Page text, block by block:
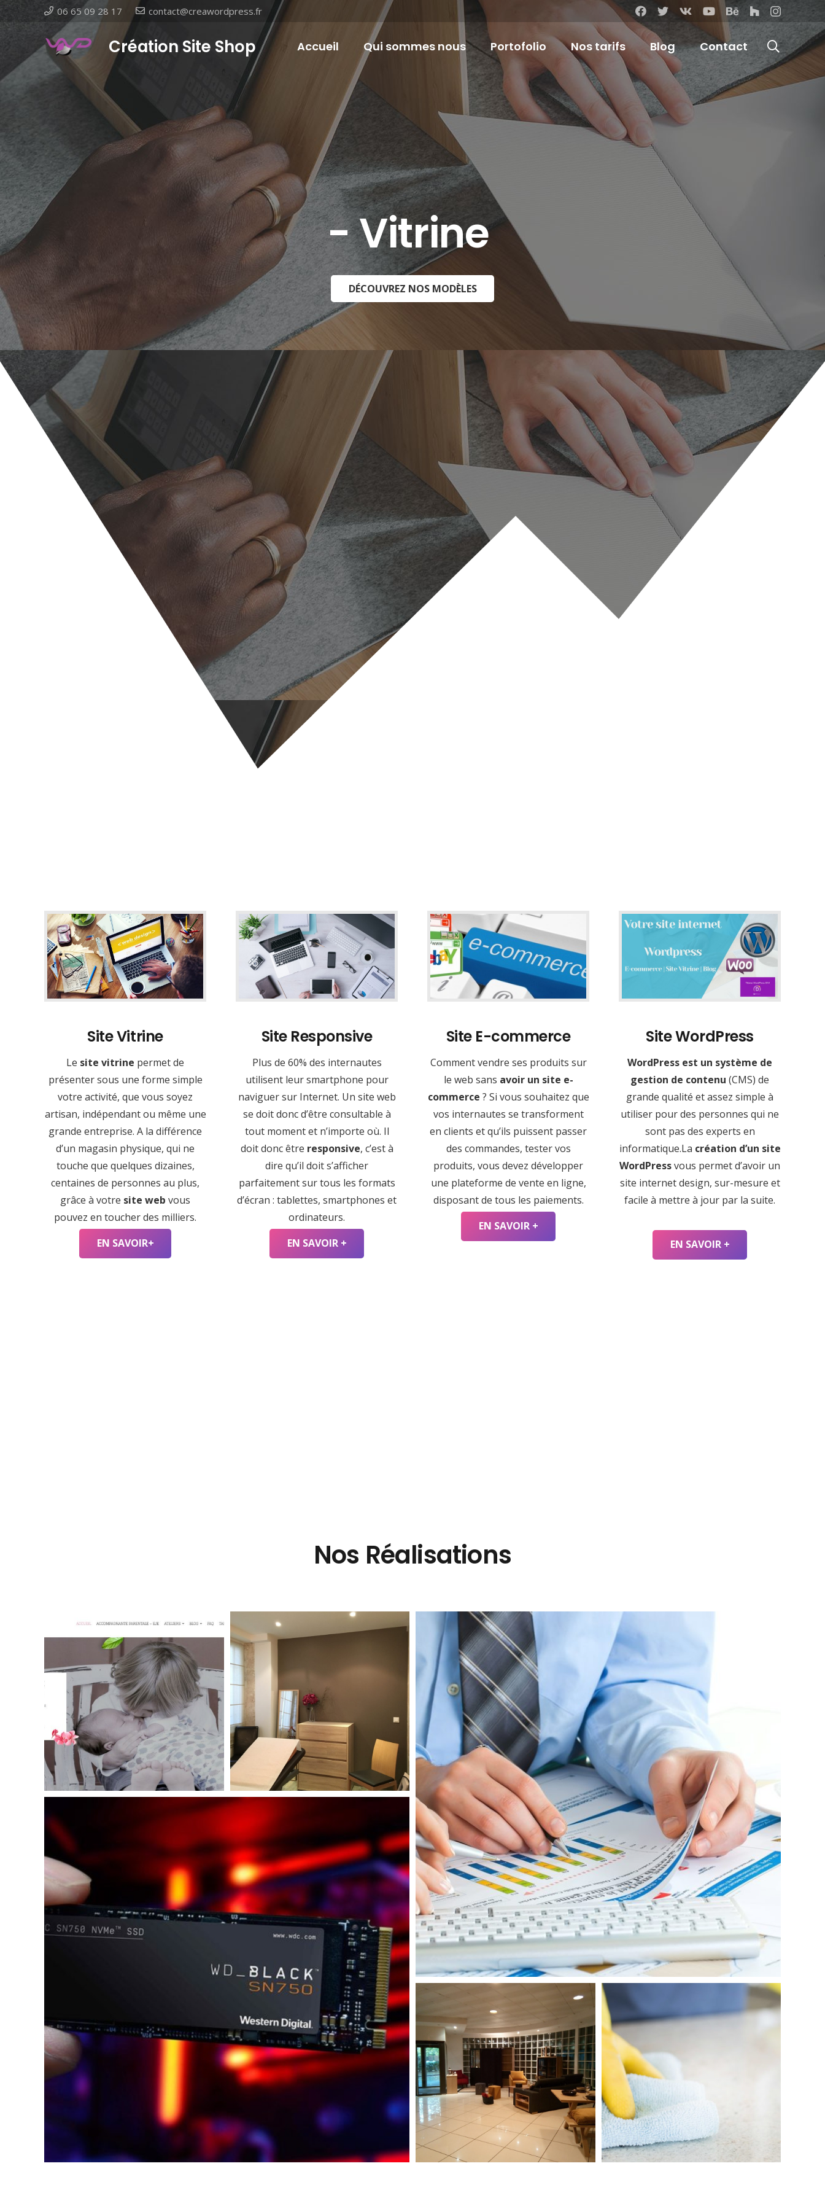
06 65 09 28 17 contact@creawordpress.fr
Création Site Shop Accueil Qui sommes nous Portofolio Nos tarifs Blog Contact
- Vitrine - E-commerce
DÉCOUVREZ NOS MODÈLES
Site Vitrine
Le site vitrine permet de
présenter sous une forme simple
votre activité, que vous soyez
artisan, indépendant ou même une
grande entreprise. A la différence
d’un magasin physique, qui ne
touche que quelques dizaines,
centaines de personnes au plus,
grâce à votre site web vous
pouvez en toucher des milliers.
EN SAVOIR+
Site Responsive
Plus de 60% des internautes
utilisent leur smartphone pour
naviguer sur Internet. Un site web
se doit donc d’être consultable à
tout moment et n’importe où. Il
doit donc être responsive, c’est à
dire qu’il doit s’afficher
parfaitement sur tous les formats
d’écran : tablettes, smartphones et
ordinateurs.
EN SAVOIR +
Site E-commerce
Comment vendre ses produits sur
le web sans avoir un site e-
commerce ? Si vous souhaitez que
vos internautes se transforment
en clients et qu’ils puissent passer
des commandes, tester vos
produits, vous devez développer
une plateforme de vente en ligne,
disposant de tous les paiements.
EN SAVOIR +
Site WordPress
WordPress est un système de
gestion de contenu (CMS) de
grande qualité et assez simple à
utiliser pour des personnes qui ne
sont pas des experts en
informatique.La création d’un site
WordPressvous permet d’avoir un
site internet design, sur-mesure et
facile à mettre à jour par la suite.
EN SAVOIR +
Nos Réalisations